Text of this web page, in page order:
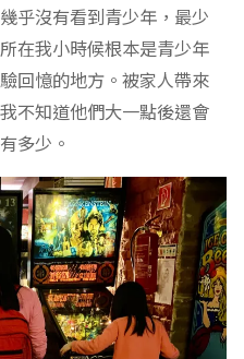
乎沒有看到青少年，最少
在我小時候根本是青少年
回憶的地方。被家人帶來
不知道他們大一點後還會
多少。